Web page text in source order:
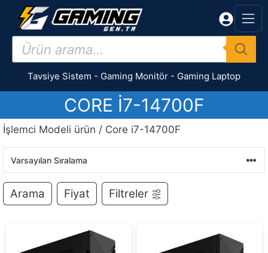
İçeriğe
Products
search
Tavsiye Sistem - Gaming Monitör - Gaming Laptop
CORE I7-14700F
İşlemci Modeli ürün / Core i7-14700F
Arama Fiyat Filtreler